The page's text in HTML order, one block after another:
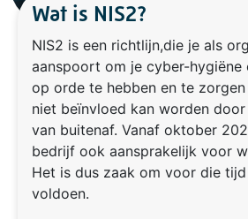
Wat is NIS2?
NIS2 is een richtlijn,die je als
aanspoort om je cyber-hygiëne
op orde te hebben en te
niet beïnvloed kan worden
van buitenaf. Vanaf oktober
bedrijf ook aansprakelijk voor
Het is dus zaak om voor die
voldoen.